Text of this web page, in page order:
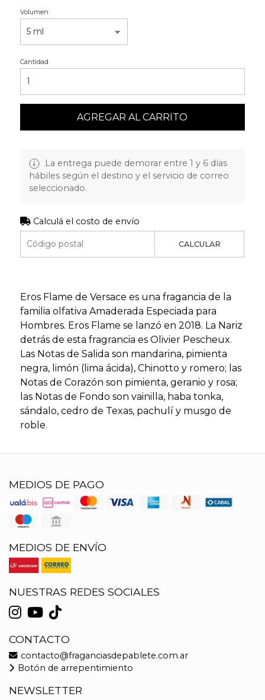
Volumen
Cantidad
AGREGAR AL CARRITO
La entrega puede demorar entre 1 y 6 días
hábiles según el destino y el servicio de correo
seleccionado.
Calculá el costo de envío
CALCULAR
Eros Flame de Versace es una fragancia de la
familia olfativa Amaderada Especiada para
Hombres. Eros Flame se lanzó en 2018. La Nariz
detrás de esta fragrancia es Olivier Pescheux.
Las Notas de Salida son mandarina, pimienta
negra, limón (lima ácida), Chinotto y romero; las
Notas de Corazón son pimienta, geranio y rosa;
las Notas de Fondo son vainilla, haba tonka,
sándalo, cedro de Texas, pachulí y musgo de
roble.
MEDIOS DE PAGO
MEDIOS DE ENVÍO
NUESTRAS REDES SOCIALES
CONTACTO
contacto@fraganciasdepablete.com.ar
Botón de arrepentimiento
NEWSLETTER